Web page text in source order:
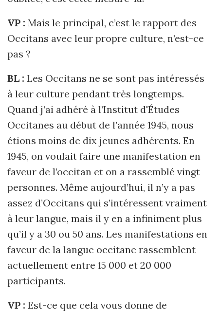
VP : Mais le principal, c’est le rapport des
Occitans avec leur propre culture, n’est-ce
pas ?
BL : Les Occitans ne se sont pas intéressés
à leur culture pendant très longtemps.
Quand j’ai adhéré à l’Institut d'Études
Occitanes au début de l’année 1945, nous
étions moins de dix jeunes adhérents. En
1945, on voulait faire une manifestation en
faveur de l’occitan et on a rassemblé vingt
personnes. Même aujourd’hui, il n’y a pas
assez d’Occitans qui s’intéressent vraiment
à leur langue, mais il y en a infiniment plus
qu’il y a 30 ou 50 ans. Les manifestations en
faveur de la langue occitane rassemblent
actuellement entre 15 000 et 20 000
participants.
VP : Est-ce que cela vous donne de